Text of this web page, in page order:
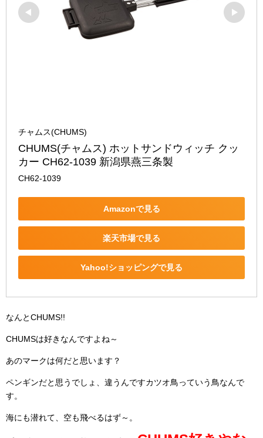
チャムス(CHUMS)
CHUMS(チャムス) ホットサンドウィッチ クッ
カー CH62-1039 新潟県燕三条製
CH62-1039
Amazonで見る
楽天市場で見る
Yahoo!ショッピングで見る
なんとCHUMS!!
CHUMSは好きなんですよね～
あのマークは何だと思います？
ペンギンだと思うでしょ、違うんですカツオ鳥っていう鳥なんで
す。
海にも潜れて、空も飛べるはず～。